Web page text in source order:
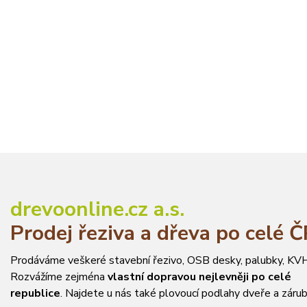
drevoonline.cz a.s.
Prodej řeziva a dřeva po celé
Prodáváme veškeré stavební řezivo, OSB desky, palubky,
Rozvážíme zejména vlastní dopravou nejlevněji po celé
republice. Najdete u nás také plovoucí podlahy dveře a